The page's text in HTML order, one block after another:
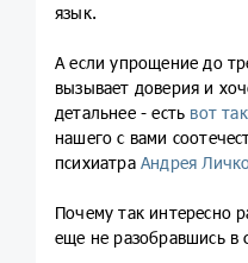
язык.
А если упрощение до
вызывает доверия и
детальнее - есть вот
нашего с вами
психиатра Андрея
Почему так интересно
еще не разобравшись в